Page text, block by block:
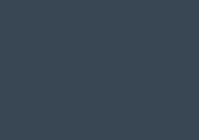
tesut jaquard